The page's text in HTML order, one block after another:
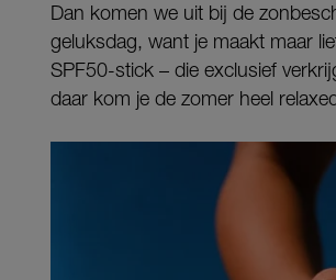
Dan komen we uit bij de
geluksdag, want je maakt maar
SPF50-stick – die exclusief
daar kom je de zomer heel